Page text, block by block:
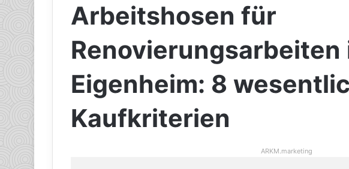
Arbeitshosen für
Renovierungsarbeiten
Eigenheim: 8
Kaufkriterien
ARKM.marketing